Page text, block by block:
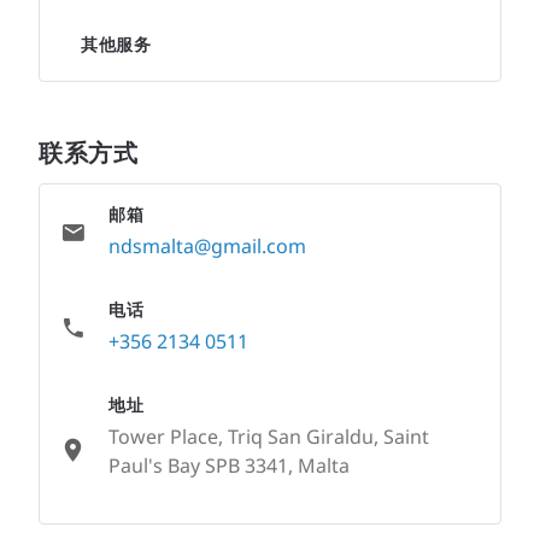
其他服务
联系方式
邮箱
ndsmalta@gmail.com
电话
+356 2134 0511
地址
Tower Place, Triq San Giraldu, Saint
Paul's Bay SPB 3341, Malta